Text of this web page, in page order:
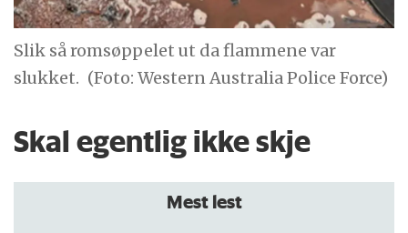
Slik så romsøppelet ut da flammene var
slukket. (Foto: Western Australia Police Force)
Skal egentlig ikke skje
Mest lest